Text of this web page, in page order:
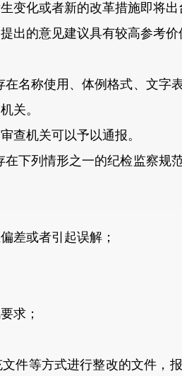
化或者新的改革措施即将出
的意见建议具有较高参考价
称使用、体例格式、文字
关。
机关可以予以通报。
列情形之一的纪检监察规
或者引起误解；
求；
等方式进行整改的文件，